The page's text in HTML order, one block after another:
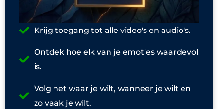
Krijg toegang tot alle video's en audio's.
Ontdek hoe elk van je emoties waardevol
is.
Volg het waar je wilt, wanneer je wilt en
zo vaak je wilt.